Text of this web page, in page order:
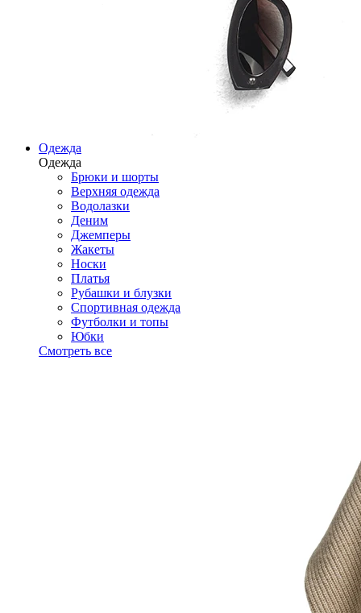
Одежда
Одежда
Брюки и шорты
Верхняя одежда
Водолазки
Деним
Джемперы
Жакеты
Носки
Платья
Рубашки и блузки
Спортивная одежда
Футболки и топы
Юбки
Смотреть все